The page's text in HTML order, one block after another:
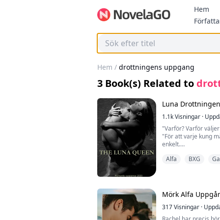
Hem
Hem / drottningens uppgang
3 Book(s) Related to
Luna Drottningen
1.1kVisningar ·
"Varför? Varför
"För att varje kung
enkelt.
"Frågasätt inte min
Daphne Rosen är
Hon är faktiskt en
King Dwayne
Alfa BXG
Mörk Alfa
317Visningar ·